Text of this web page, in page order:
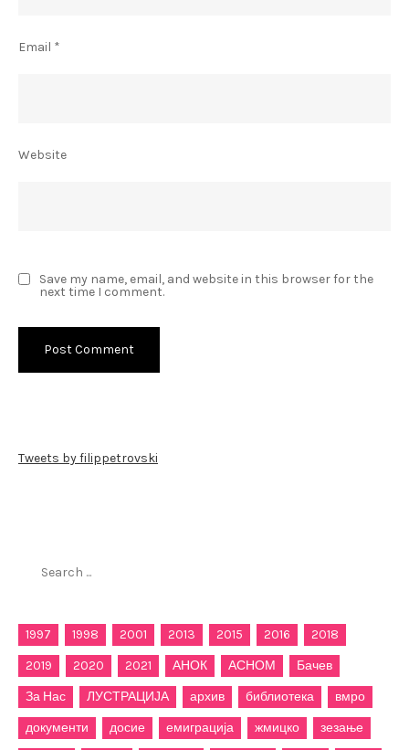
Email *
Website
Save my name, email, and website in this browser for the
next time I comment.
Tweets by filippetrovski
1997 1998 2001 2013 2015 2016
2018
2019
2020 2021 АНОК АСНОМ
Бачев
За Нас
ЛУСТРАЦИЈА архив библиотека
вмро
документи
досие емиграција жмицко
зезање